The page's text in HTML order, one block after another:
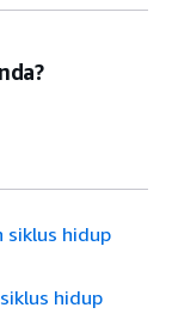
siklus hidup
hidup